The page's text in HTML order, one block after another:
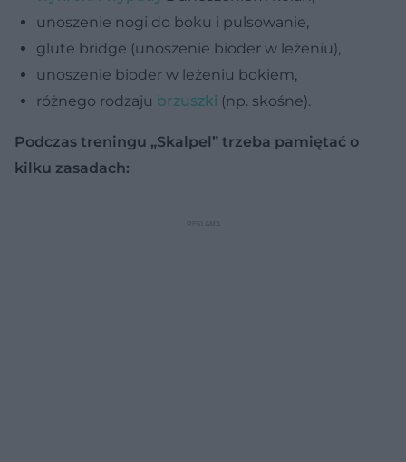
unoszenie nogi do boku i pulsowanie,
glute bridge (unoszenie bioder w leżeniu),
unoszenie bioder w leżeniu bokiem,
różnego rodzaju brzuszki (np. skośne).
Podczas treningu „Skalpel” trzeba pamiętać o
kilku zasadach: